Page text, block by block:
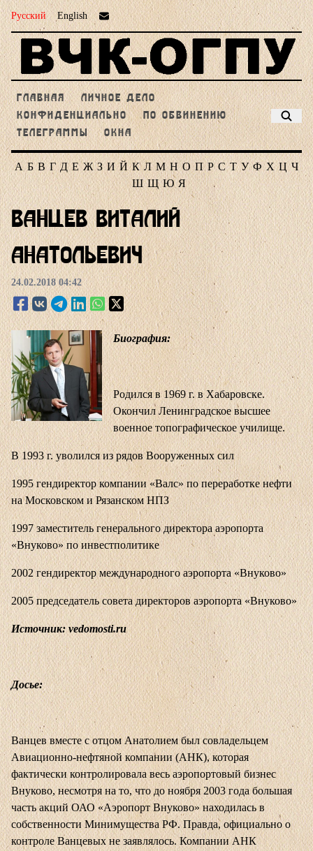
Русский English
ГЛАВНАЯ
ЛИЧНОЕ ДЕЛО
КОНФИДЕНЦИАЛЬНО
ПО ОБВИНЕНИЮ
ТЕЛЕГРАММЫ
ОКНА
А Б В Г Д Е Ж З И Й К Л М Н О П Р С Т У Ф Х Ц Ч
Ш Щ Ю Я
Ванцев Виталий
Анатольевич
24.02.2018 04:42
Биография:
Родился в 1969 г. в Хабаровске.
Окончил Ленинградское высшее
военное топографическое училище.
В 1993 г. уволился из рядов Вооруженных сил
1995 гендиректор компании «Валс» по переработке нефти
на Московском и Рязанском НПЗ
1997 заместитель генерального директора аэропорта
«Внуково» по инвестполитике
2002 гендиректор международного аэропорта «Внуково»
2005 председатель совета директоров аэропорта «Внуково»
Источник: vedomosti.ru
Досье:
Ванцев вместе с отцом Анатолием был совладельцем
Авиационно-нефтяной компании (АНК), которая
фактически контролировала весь аэропортовый бизнес
Внуково, несмотря на то, что до ноября 2003 года большая
часть акций ОАО «Аэропорт Внуково» находилась в
собственности Минимущества РФ. Правда, официально о
контроле Ванцевых не заявлялось. Компании АНК